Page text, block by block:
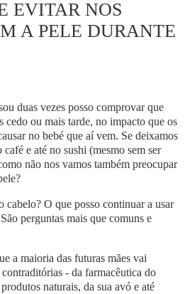
EVITAR NOS
A PELE DURANTE
duas vezes posso comprovar que
cedo ou mais tarde, no impacto que os
no bebé que aí vem. Se deixamos
e até no sushi (mesmo sem ser
não nos vamos também preocupar
cabelo? O que posso continuar a usar
perguntas mais que comuns e
a maioria das futuras mães vai
- da farmacêutica do
naturais, da sua avó e até